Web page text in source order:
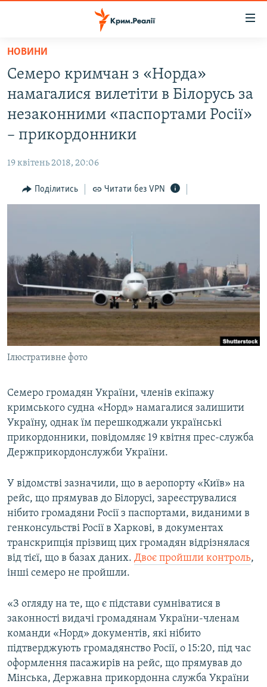
Перейти
основного
матеріалу
до
основної
Перейти
пошуку
ВОДА.КРИМ
ІНТЕРВ'Ю
ДЕПОРТАЦІЯ
ВІДЕОУРОКИ «ELIFBE»
СВІДЧЕННЯ ОКУПАЦІЇ
УКРАЇНСЬКА ПРОБЛЕМА КРИМУ
ІНФОГРАФІКА
ЯК ОБІЙТИ БЛОКУВАННЯ
Русский
Qırımtatar
ДОЛУЧАЙСЯ!
Усі сайти RFE/RL
НОВИНИ
Семеро кримчан з «Норда»
намагалися вилетіти в Білорусь за
незаконними «паспортами Росії»
– прикордонники
19 квітень 2018, 20:06
Поділитись Читати без VPN
Ілюстративне фото
Семеро громадян України, членів екіпажу
кримського судна «Норд» намагалися залишити
Україну, однак їм перешкоджали українські
прикордонники, повідомляє 19 квітня прес-служба
Держприкордонслужби України.
У відомстві зазначили, що в аеропорту «Київ» на
рейс, що прямував до Білорусі, зареєструвалися
нібито громадяни Росії з паспортами, виданими в
генконсульстві Росії в Харкові, в документах
транскрипція прізвищ цих громадян відрізнялася
від тієї, що в базах даних. Двоє пройшли контроль,
інші семеро не пройшли.
«З огляду на те, що є підстави сумніватися в
законності видачі громадянам України-членам
команди «Норд» документів, які нібито
підтверджують громадянство Росії, о 15:20, під час
оформлення пасажирів на рейс, що прямував до
Мінська, Державна прикордонна служба України